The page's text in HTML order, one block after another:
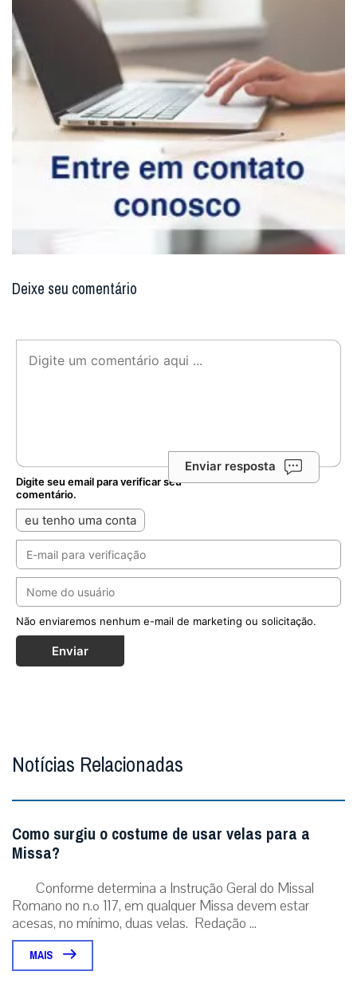
Deixe seu comentário
Enviar resposta
Digite seu email para verificar seu
comentário.
eu tenho uma conta
Não enviaremos nenhum e-mail de marketing ou solicitação.
Enviar
Notícias Relacionadas
Como surgiu o costume de usar velas para a
Missa?
Conforme determina a Instrução Geral do Missal
Romano no n.º 117, em qualquer Missa devem estar
acesas, no mínimo, duas velas. Redação ...
MAIS